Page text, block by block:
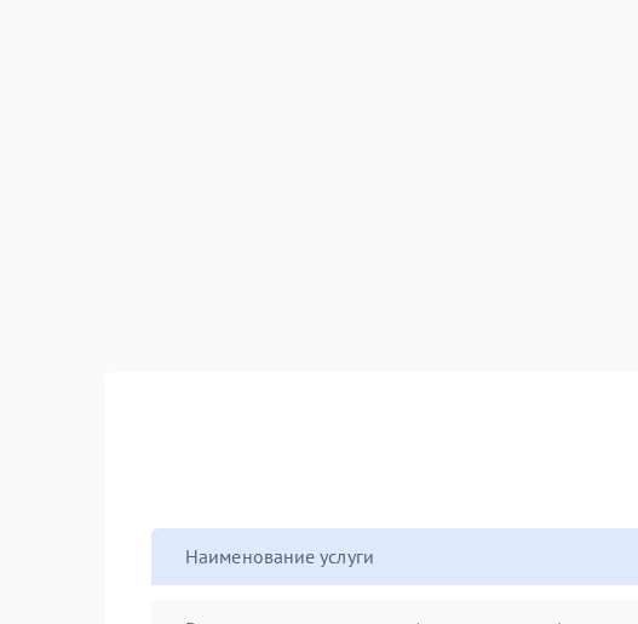
Наименование услуги